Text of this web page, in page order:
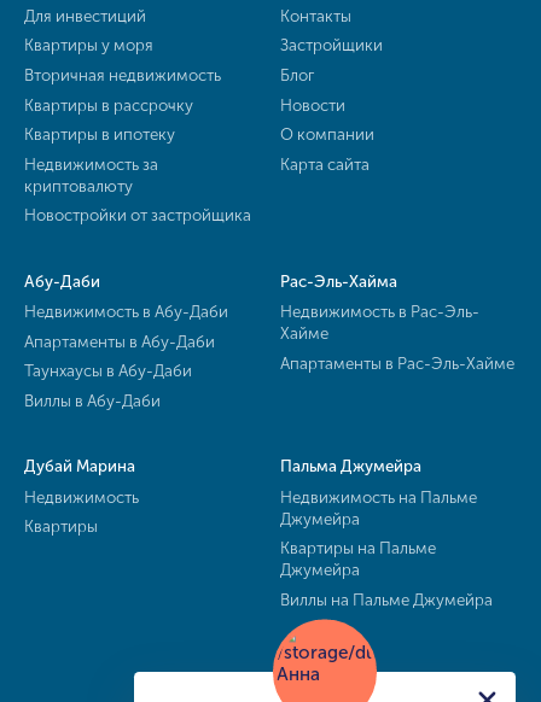
Для инвестиций
Квартиры у моря
Вторичная недвижимость
Квартиры в рассрочку
Квартиры в ипотеку
Недвижимость за
криптовалюту
Новостройки от застройщика
Контакты
Застройщики
Блог
Новости
О компании
Карта сайта
Абу-Даби
Недвижимость в Абу-Даби
Апартаменты в Абу-Даби
Таунхаусы в Абу-Даби
Виллы в Абу-Даби
Рас-Эль-Хайма
Недвижимость в Рас-Эль-
Хайме
Апартаменты в Рас-Эль-Хайме
Дубай Марина
Недвижимость
Квартиры
Пальма Джумейра
Недвижимость на Пальме
Джумейра
Квартиры на Пальме
Джумейра
Виллы на Пальме Джумейра